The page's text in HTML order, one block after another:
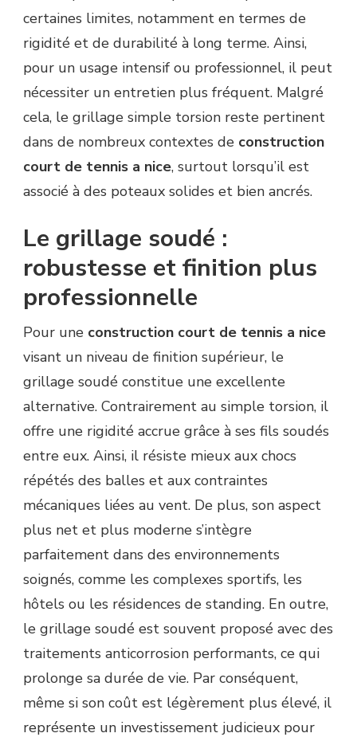
certaines limites, notamment en termes de
rigidité et de durabilité à long terme. Ainsi,
pour un usage intensif ou professionnel, il peut
nécessiter un entretien plus fréquent. Malgré
cela, le grillage simple torsion reste pertinent
dans de nombreux contextes de construction
court de tennis a nice, surtout lorsqu’il est
associé à des poteaux solides et bien ancrés.
Le grillage soudé :
robustesse et finition plus
professionnelle
Pour une construction court de tennis a nice
visant un niveau de finition supérieur, le
grillage soudé constitue une excellente
alternative. Contrairement au simple torsion, il
offre une rigidité accrue grâce à ses fils soudés
entre eux. Ainsi, il résiste mieux aux chocs
répétés des balles et aux contraintes
mécaniques liées au vent. De plus, son aspect
plus net et plus moderne s’intègre
parfaitement dans des environnements
soignés, comme les complexes sportifs, les
hôtels ou les résidences de standing. En outre,
le grillage soudé est souvent proposé avec des
traitements anticorrosion performants, ce qui
prolonge sa durée de vie. Par conséquent,
même si son coût est légèrement plus élevé, il
représente un investissement judicieux pour